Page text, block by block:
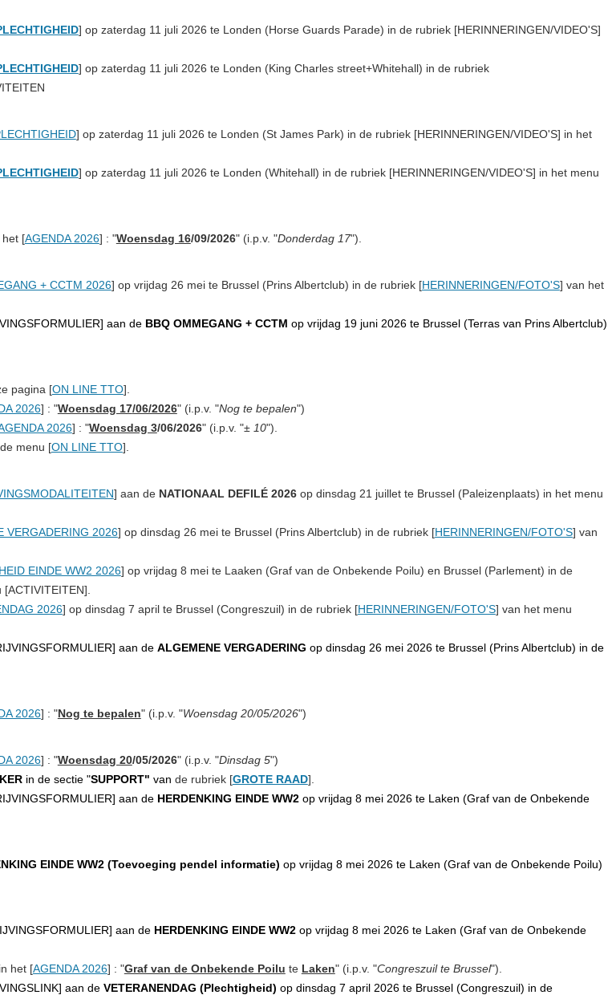
] op zaterdag 11 juli 2026 te Londen (Horse Guards Parade) in de rubriek [HERINNERINGEN/VIDEO'S]
] op zaterdag 11 juli 2026 te Londen (King Charles street+Whitehall) in de rubriek
] op zaterdag 11 juli 2026 te Londen (St James Park) in de rubriek [HERINNERINGEN/VIDEO'S] in het
] op zaterdag 11 juli 2026 te Londen (Whitehall) in de rubriek [HERINNERINGEN/VIDEO'S] in het menu
het [AGENDA 2026] : "Woensdag 16/09/2026" (i.p.v. "Donderdag 17").
+ CCTM 2026] op vrijdag 26 mei te Brussel (Prins Albertclub) in de rubriek [HERINNERINGEN/FOTO'S] van het
] aan de BBQ OMMEGANG + CCTM op vrijdag 19 juni 2026 te Brussel (Terras van Prins Albertclub)
pagina [ON LINE TTO].
2026] : "Woensdag 17/06/2026" (i.p.v. "Nog te bepalen")
2026] : "Woensdag 3/06/2026" (i.p.v. "± 10").
menu [ON LINE TTO].
] aan de NATIONAAL DEFILÉ 2026op dinsdag 21 juillet te Brussel (Paleizenplaats) in het menu
VERGADERING 2026] op dinsdag 26 mei te Brussel (Prins Albertclub) in de rubriek [HERINNERINGEN/FOTO'S] van
EINDE WW2 2026] op vrijdag 8 mei te Laaken (Graf van de Onbekende Poilu) en Brussel (Parlement) in de
[ACTIVITEITEN].
2026] op dinsdag 7 april te Brussel (Congreszuil) in de rubriek [HERINNERINGEN/FOTO'S] van het menu
] aan de ALGEMENE VERGADERING op dinsdag 26 mei 2026 te Brussel (Prins Albertclub) in de
2026] : "Nog te bepalen" (i.p.v. "Woensdag 20/05/2026")
2026] : "Woensdag 20/05/2026" (i.p.v. "Dinsdag 5")
in de sectie "SUPPORT" van de rubriek [GROTE RAAD].
] aan de HERDENKING EINDE WW2 op vrijdag 8 mei 2026 te Laken (Graf van de Onbekende
EINDE WW2(Toevoeging pendel informatie) op vrijdag 8 mei 2026 te Laken (Graf van de Onbekende Poilu)
] aan de HERDENKING EINDE WW2 op vrijdag 8 mei 2026 te Laken (Graf van de Onbekende
het [AGENDA 2026] : "Graf van de Onbekende Poilu te Laken" (i.p.v. "Congreszuil te Brussel").
] aan de VETERANENDAG (Plechtigheid) op dinsdag 7 april 2026 te Brussel (Congreszuil) in de